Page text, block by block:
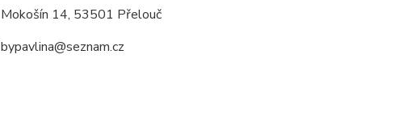
Mokošín 14, 53501 Přelouč
bypavlina@seznam.cz